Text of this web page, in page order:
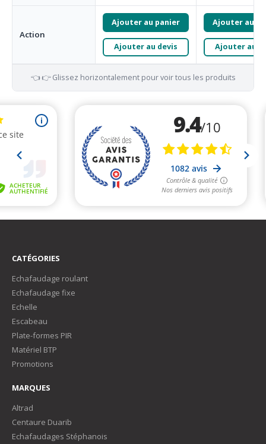
Action
Ajouter au panier
Ajouter au devis
Ajouter au
Ajouter au
👈 👉 Glissez horizontalement pour voir tous les produits
CATÉGORIES
Echafaudage roulant
Echafaudage fixe
Echelle
Escabeau
Plate-formes PIR
Matériel BTP
Promotions
MARQUES
Altrad
Centaure Duarib
Echafaudages Stéphanois